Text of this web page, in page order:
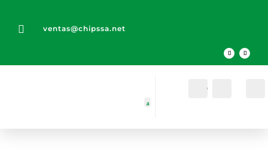
 ventas@chipssa.net
Cuenta